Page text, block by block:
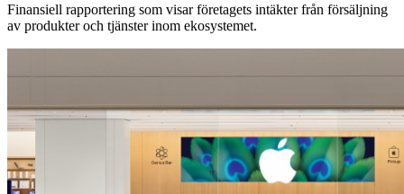
Finansiell rapportering som visar företagets intäkter från försäljning
av produkter och tjänster inom ekosystemet.